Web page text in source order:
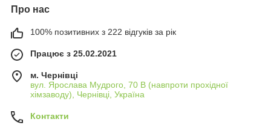
Про нас
100% позитивних з 222 відгуків за рік
Працює з 25.02.2021
м. Чернівці
вул. Ярослава Мудрого, 70 В (навпроти прохідної
хімзаводу), Чернівці, Україна
Контакти